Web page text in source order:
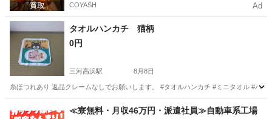
COYASH Ad
タオルハンカチ 猫柄
0円
三河高浜駅 8月8日
糸ほつれあり 返品クレームなしでお願いします。 #タオルハンカチ #ミニタオル #ハン
三河高浜駅 小物 タオルハンカチ
≪寮無料・月収46万円・派遣社員≫自動車系工場